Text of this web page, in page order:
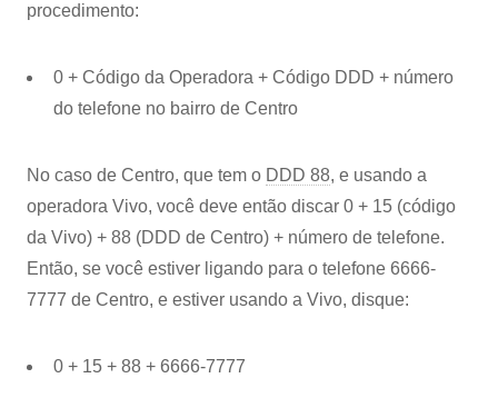
procedimento:
0 + Código da Operadora + Código DDD + número
do telefone no bairro de Centro
No caso de Centro, que tem o DDD 88, e usando a
operadora Vivo, você deve então discar 0 + 15 (código
da Vivo) + 88 (DDD de Centro) + número de telefone.
Então, se você estiver ligando para o telefone 6666-
7777 de Centro, e estiver usando a Vivo, disque:
0 + 15 + 88 + 6666-7777